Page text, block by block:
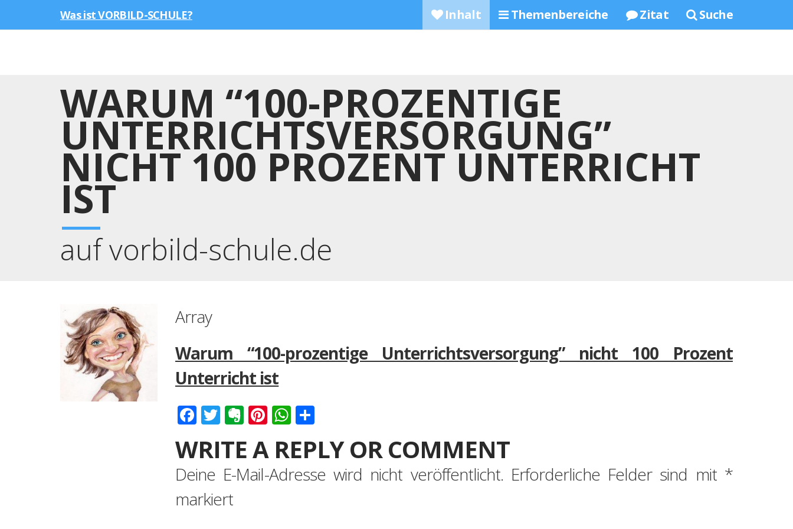
Was ist VORBILD-SCHULE? Inhalt Themenbereiche Zitat Suche
WARUM “100-PROZENTIGE
UNTERRICHTSVERSORGUNG”
NICHT 100 PROZENT UNTERRICHT
IST
auf vorbild-schule.de
Array
Warum “100-prozentige Unterrichtsversorgung” nicht 100 Prozent
Unterricht ist
Facebook
Twitter
Evernote
Pinterest
WhatsApp
WRITE A REPLY OR COMMENT
Deine E-Mail-Adresse wird nicht veröffentlicht. Erforderliche Felder sind mit *
markiert